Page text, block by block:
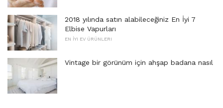
2018 yılında satın alabileceğiniz En İyi 7
Elbise Vapurları
EN İYI EV ÜRÜNLERI
Vintage bir görünüm için ahşap badana nasıl